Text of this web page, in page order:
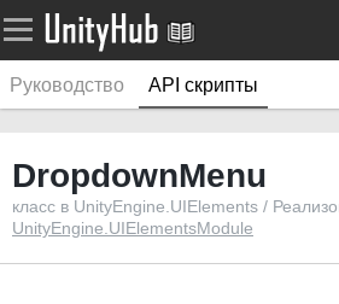
Руководство API скрипты
DropdownMenu
класс в UnityEngine.UIElements /
UnityEngine.UIElementsModule